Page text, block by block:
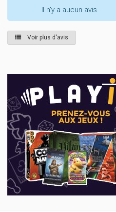
Il n'y a aucun avis
Voir plus d'avis